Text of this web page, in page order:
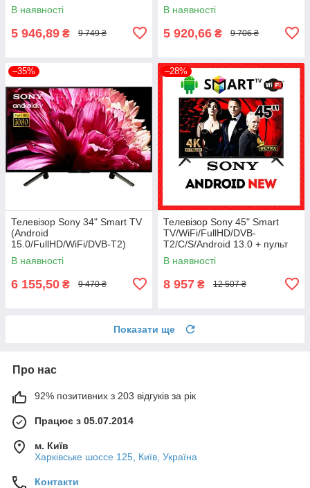
управління
В наявності
5 946,89 ₴ 9 749 ₴
блютуз + голосове
управління
В наявності
5 920,66 ₴ 9 706 ₴
–35%
Телевізор Sony 34" Smart TV
(Android
15.0/FullHD/WiFi/DVB-T2)
блютуз + голосове
управління
В наявності
6 155,50 ₴ 9 470 ₴
–28%
Телевізор Sony 45" Smart
TV/WiFi/FullHD/DVB-
T2/C/S/Android 13.0 + пульт
ДУ
В наявності
8 957 ₴ 12 507 ₴
Показати ще
Про нас
92% позитивних з 203 відгуків за рік
Працює з 05.07.2014
м. Київ
Харківське шоссе 125, Київ, Україна
Контакти